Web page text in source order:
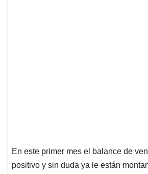
En este primer mes el balance de
positivo y sin duda ya le están